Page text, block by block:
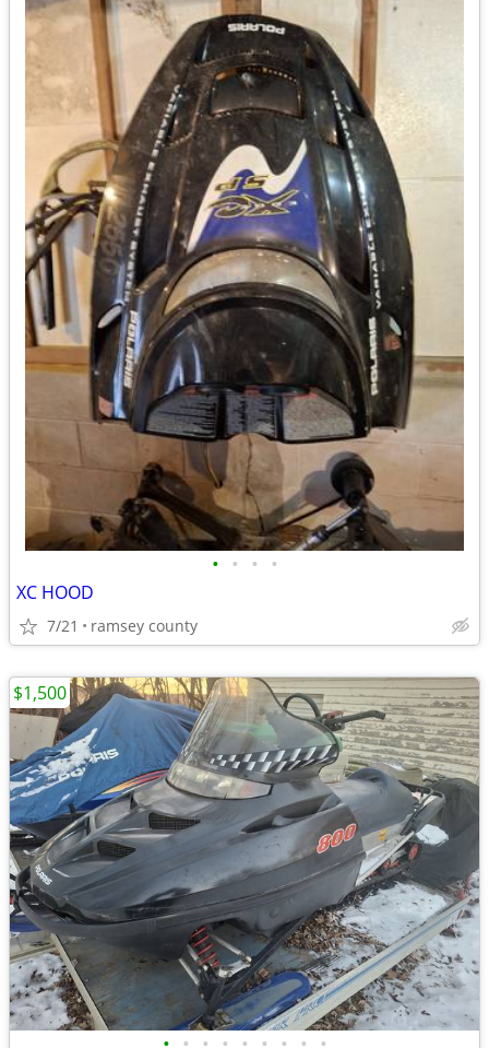
• • • •
XC HOOD
7/21 ramsey county
$1,500